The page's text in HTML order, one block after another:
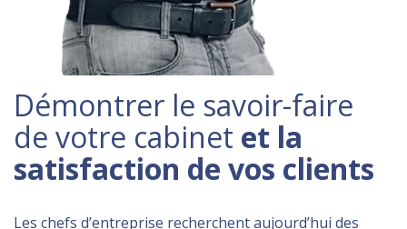
Démontrer le savoir-faire
de votre cabinet et la
satisfaction de vos clients
Les chefs d’entreprise recherchent aujourd’hui des